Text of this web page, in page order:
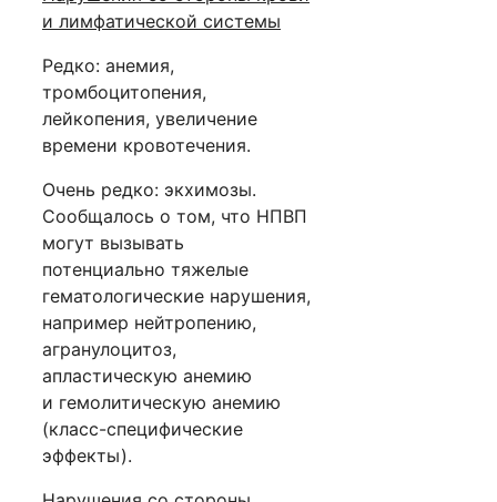
и лимфатической системы
Редко: анемия,
тромбоцитопения,
лейкопения, увеличение
времени кровотечения.
Очень редко: экхимозы.
Сообщалось о том, что НПВП
могут вызывать
потенциально тяжелые
гематологические нарушения,
например нейтропению,
агранулоцитоз,
апластическую анемию
и гемолитическую анемию
(класс-специфические
эффекты).